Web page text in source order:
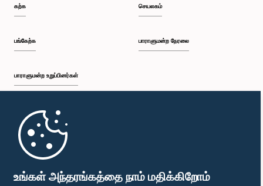
உங்கள் அந்தரங்கத்தை நாம் மதிக்கிறோம்
கற்க
பங்கேற்க
பாராளுமன்ற உறுப்பினர்கள்
முதற்பக்கம்
செயலகம்
பாராளுமன்ற நேரலை
பாராளுமன்ற கையடக்க செயலி